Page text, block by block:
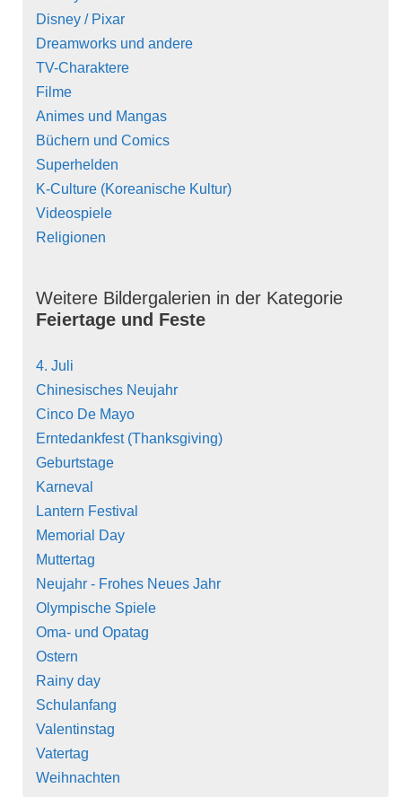
Disney / Pixar
Dreamworks und andere
TV-Charaktere
Filme
Animes und Mangas
Büchern und Comics
Superhelden
K-Culture (Koreanische Kultur)
Videospiele
Religionen
Weitere Bildergalerien in der Kategorie
Feiertage und Feste
4. Juli
Chinesisches Neujahr
Cinco De Mayo
Erntedankfest (Thanksgiving)
Geburtstage
Karneval
Lantern Festival
Memorial Day
Muttertag
Neujahr - Frohes Neues Jahr
Olympische Spiele
Oma- und Opatag
Ostern
Rainy day
Schulanfang
Valentinstag
Vatertag
Weihnachten